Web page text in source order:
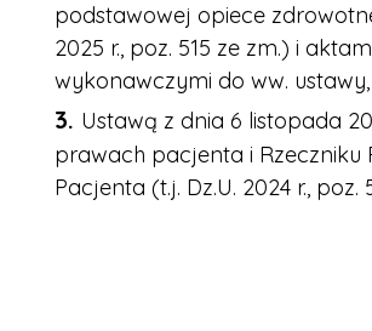
podstawowej opiece
2025 r., poz. 515 ze zm.) i
wykonawczymi do ww. ustawy,
Ustawą z dnia 6 listopada
prawach pacjenta i Rzeczniku
Pacjenta (t.j. Dz.U. 2024 r., poz.